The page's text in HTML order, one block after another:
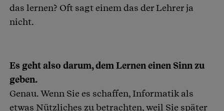
das lernen? Oft sagt einem das der Lehrer ja
nicht.
Es geht also darum, dem Lernen einen Sinn zu
geben.
Genau. Wenn Sie es schaffen, Informatik als
etwas Nützliches zu betrachten, weil Sie später